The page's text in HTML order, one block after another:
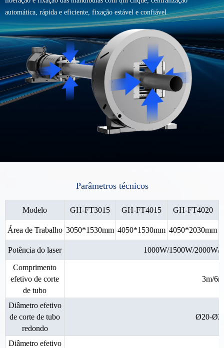
automática, rápida e eficiente, fixação estável e confiável
Parâmetros técnicos
Modelo GH-FT3015 GH-FT4015 GH-FT4020
Área de Trabalho 3050*1530mm 4050*1530mm 4050*2030mm
Potência do laser 1000W/1500W/2000W/
Comprimento
efetivo de corte
de tubo
3m/
Diâmetro efetivo
de corte de tubo
redondo
Ø20-
Diâmetro efetivo